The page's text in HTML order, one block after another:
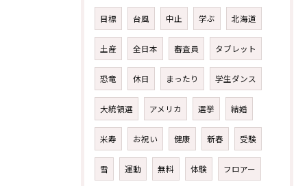
目標 台風 中止 学ぶ 北海道
土産 全日本 審査員 タブレット
恐竜 休日 まったり 学生ダンス
大統領選 アメリカ 選挙 結婚
米寿 お祝い 健康 新春 受験
雪 運動 無料 体験 フロアー